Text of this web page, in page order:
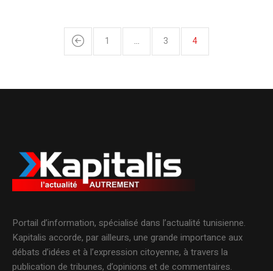
1 … 3 4
Portail d’information, spécialisé dans l’actualité tunisienne.
Kapitalis accorde, par ailleurs, une grande importance aux
débats d’idées et à l’expression citoyenne, à travers la
publication de tribunes, d’opinions et de commentaires.